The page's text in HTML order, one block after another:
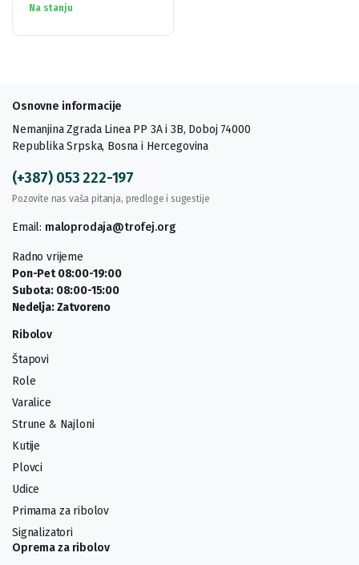
Na stanju
Osnovne informacije
Nemanjina Zgrada Linea PP 3A i 3B, Doboj 74000
Republika Srpska, Bosna i Hercegovina
(+387) 053 222-197
Pozovite nas vaša pitanja, predloge i sugestije
Email: maloprodaja@trofej.org
Radno vrijeme
Pon-Pet 08:00-19:00
Subota: 08:00-15:00
Nedelja: Zatvoreno
Ribolov
Štapovi
Role
Varalice
Strune & Najloni
Kutije
Plovci
Udice
Primama za ribolov
Signalizatori
Oprema za ribolov